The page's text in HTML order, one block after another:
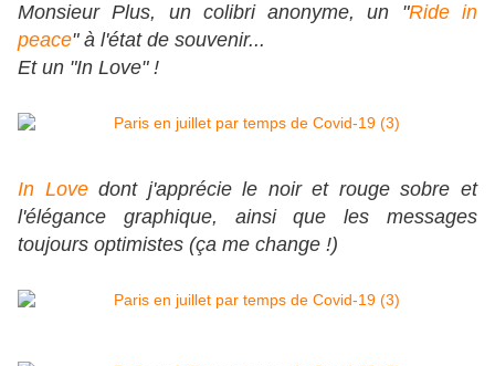
Monsieur Plus, un colibri anonyme, un "Ride in
peace" à l'état de souvenir...
Et un "In Love" !
In Lovedont j'apprécie le noir et rouge sobre et
l'élégance graphique, ainsi que les messages
toujours optimistes (ça me change !)